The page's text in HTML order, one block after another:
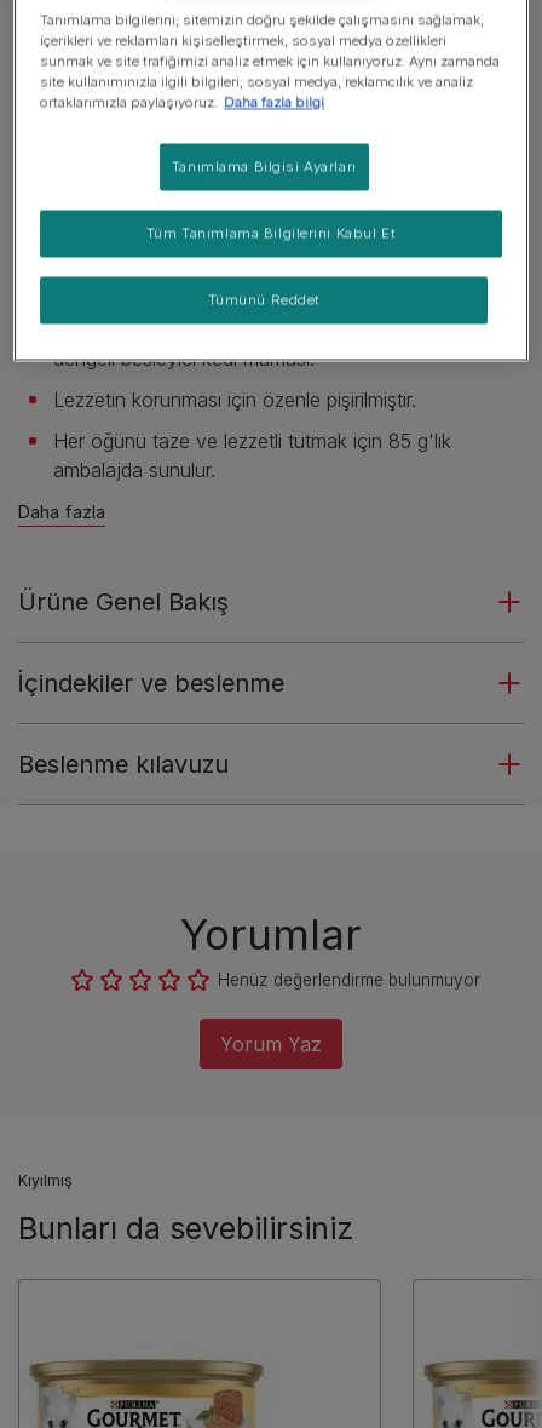
GOURMET Yaş Kedi Maması
Gourmet™ Gold Kıyılmış Hindili Yaş Kedi
Maması
Henüz değerlendirme bulunmuyor
Mevcut boyutlar: 85 g
Yumuşak Hindili parçalarıyla hazırlanmıştır.
Yetişkin kediler (1 ila 7 yaş arası) için %100 tam ve
dengeli besleyici kedi maması.
Lezzetin korunması için özenle pişirilmiştir.
Her öğünü taze ve lezzetli tutmak için 85 g'lık
ambalajda sunulur.
Daha fazla
Ürüne Genel Bakış
İçindekiler ve beslenme
Beslenme kılavuzu
Yorumlar
Henüz değerlendirme bulunmuyor
Yorum Yaz
Kıyılmış
Bunları da sevebilirsiniz
Tanımlama bilgilerini; sitemizin doğru şekilde çalışmasını sağlamak,
içerikleri ve reklamları kişiselleştirmek, sosyal medya özellikleri
sunmak ve site trafiğimizi analiz etmek için kullanıyoruz. Aynı zamanda
site kullanımınızla ilgili bilgileri; sosyal medya, reklamcılık ve analiz
ortaklarımızla paylaşıyoruz. Daha fazla bilgi
Tanımlama Bilgisi Ayarları
Tümünü Reddet
Tüm Tanımlama Bilgilerini Kabul Et